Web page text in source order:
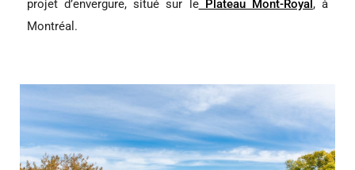
projet d’envergure, situé sur lePlateau Mont-Royal , à
Montréal.